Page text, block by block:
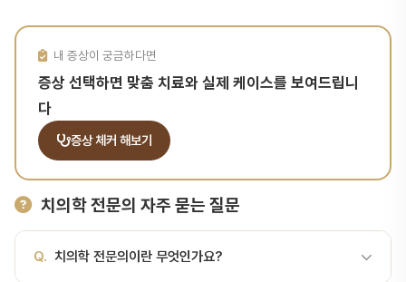
내 증상이 궁금하다면
증상 선택하면 맞춤 치료와 실제 케이스를 보여드립니
다
증상 체커 해보기
치의학 전문의 자주 묻는 질문
Q. 치의학 전문의이란 무엇인가요?